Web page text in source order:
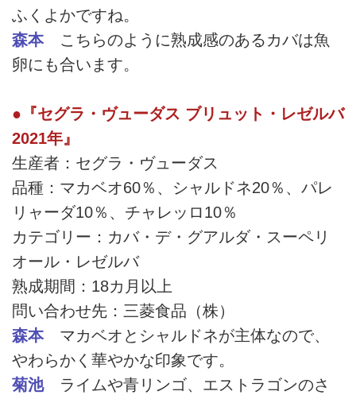
ふくよかですね。
森本こちらのように熟成感のあるカバは魚
卵にも合います。
●『セグラ・ヴューダス ブリュット・レゼルバ
2021年』
生産者：セグラ・ヴューダス
品種：マカベオ60％、シャルドネ20％、パレ
リャーダ10％、チャレッロ10％
カテゴリー：カバ・デ・グアルダ・スーペリ
オール・レゼルバ
熟成期間：18カ月以上
問い合わせ先：三菱食品（株）
森本マカベオとシャルドネが主体なので、
やわらかく華やかな印象です。
菊池ライムや青リンゴ、エストラゴンのさ